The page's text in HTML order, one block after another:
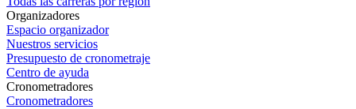
Organizadores
Espacio organizador
Nuestros servicios
Presupuesto de cronometraje
Centro de ayuda
Cronometradores
Cronometradores